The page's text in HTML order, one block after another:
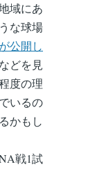
域にあ
な球場
公開し
などを見
度の理
いるの
かもし
戦1試